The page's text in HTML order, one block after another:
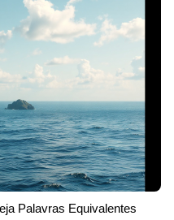
Palavras Equivalentes